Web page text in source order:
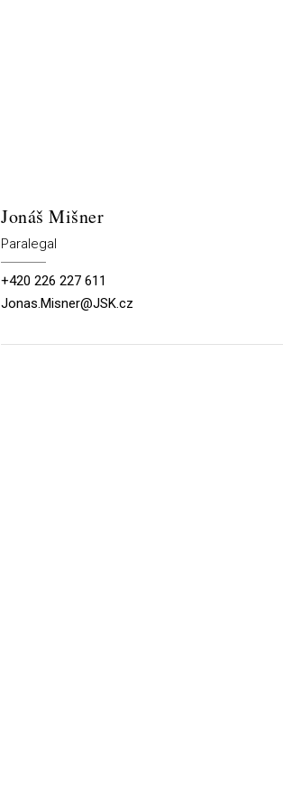
Jonáš Mišner
Paralegal
+420 226 227 611
Jonas.Misner@JSK.cz